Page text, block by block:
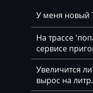
Bomag
Brilliance
Buhler
BYD
У меня новый
На трассе
сервисе
Увеличится
вырос на литр.